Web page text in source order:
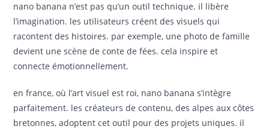
nano banana n’est pas qu’un outil technique. il libère
l’imagination. les utilisateurs créent des visuels qui
racontent des histoires. par exemple, une photo de famille
devient une scène de conte de fées. cela inspire et
connecte émotionnellement.
en france, où l’art visuel est roi, nano banana s’intègre
parfaitement. les créateurs de contenu, des alpes aux côtes
bretonnes, adoptent cet outil pour des projets uniques. il